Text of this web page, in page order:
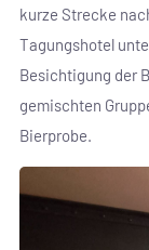
kurze Strecke
Tagungshotel
Besichtigung der
gemischten
Bierprobe.